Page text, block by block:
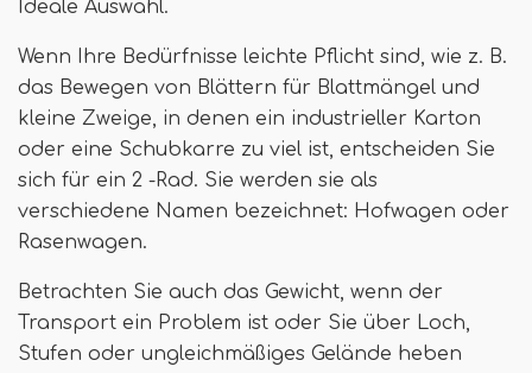
Ideale Auswahl.
Wenn Ihre Bedürfnisse leichte Pflicht sind, wie z. B.
das Bewegen von Blättern für Blattmängel und
kleine Zweige, in denen ein industrieller Karton
oder eine Schubkarre zu viel ist, entscheiden Sie
sich für ein 2 -Rad. Sie werden sie als
verschiedene Namen bezeichnet: Hofwagen oder
Rasenwagen.
Betrachten Sie auch das Gewicht, wenn der
Transport ein Problem ist oder Sie über Loch,
Stufen oder ungleichmäßiges Gelände heben